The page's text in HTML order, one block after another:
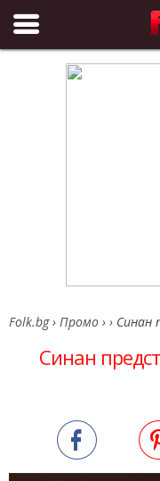
Folk.bg
Folk.bg › Промо › › Синан
Синан